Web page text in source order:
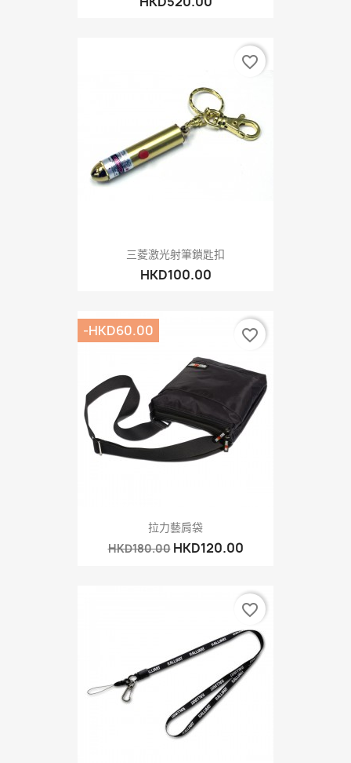
三菱激光射筆鎖匙扣
HKD100.00
favorite_border
拉力藝肩袋
HKD180.00 HKD120.00
-HKD60.00 favorite_border
favorite_border